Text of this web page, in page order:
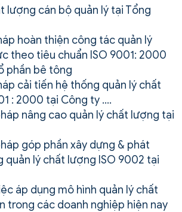
lượng cán bộ quản lý tại Tổng
hoàn thiện công tác quản lý
theo tiêu chuẩn ISO 9001: 2000
phần bê tông
cải tiến hệ thống quản lý chất
: 2000 tại Công ty ….
nâng cao quản lý chất lượng tại
góp phần xây dựng & phát
quản lý chất lượng ISO 9002 tại
áp dụng mô hình quản lý chất
trong các doanh nghiệp hiện nay